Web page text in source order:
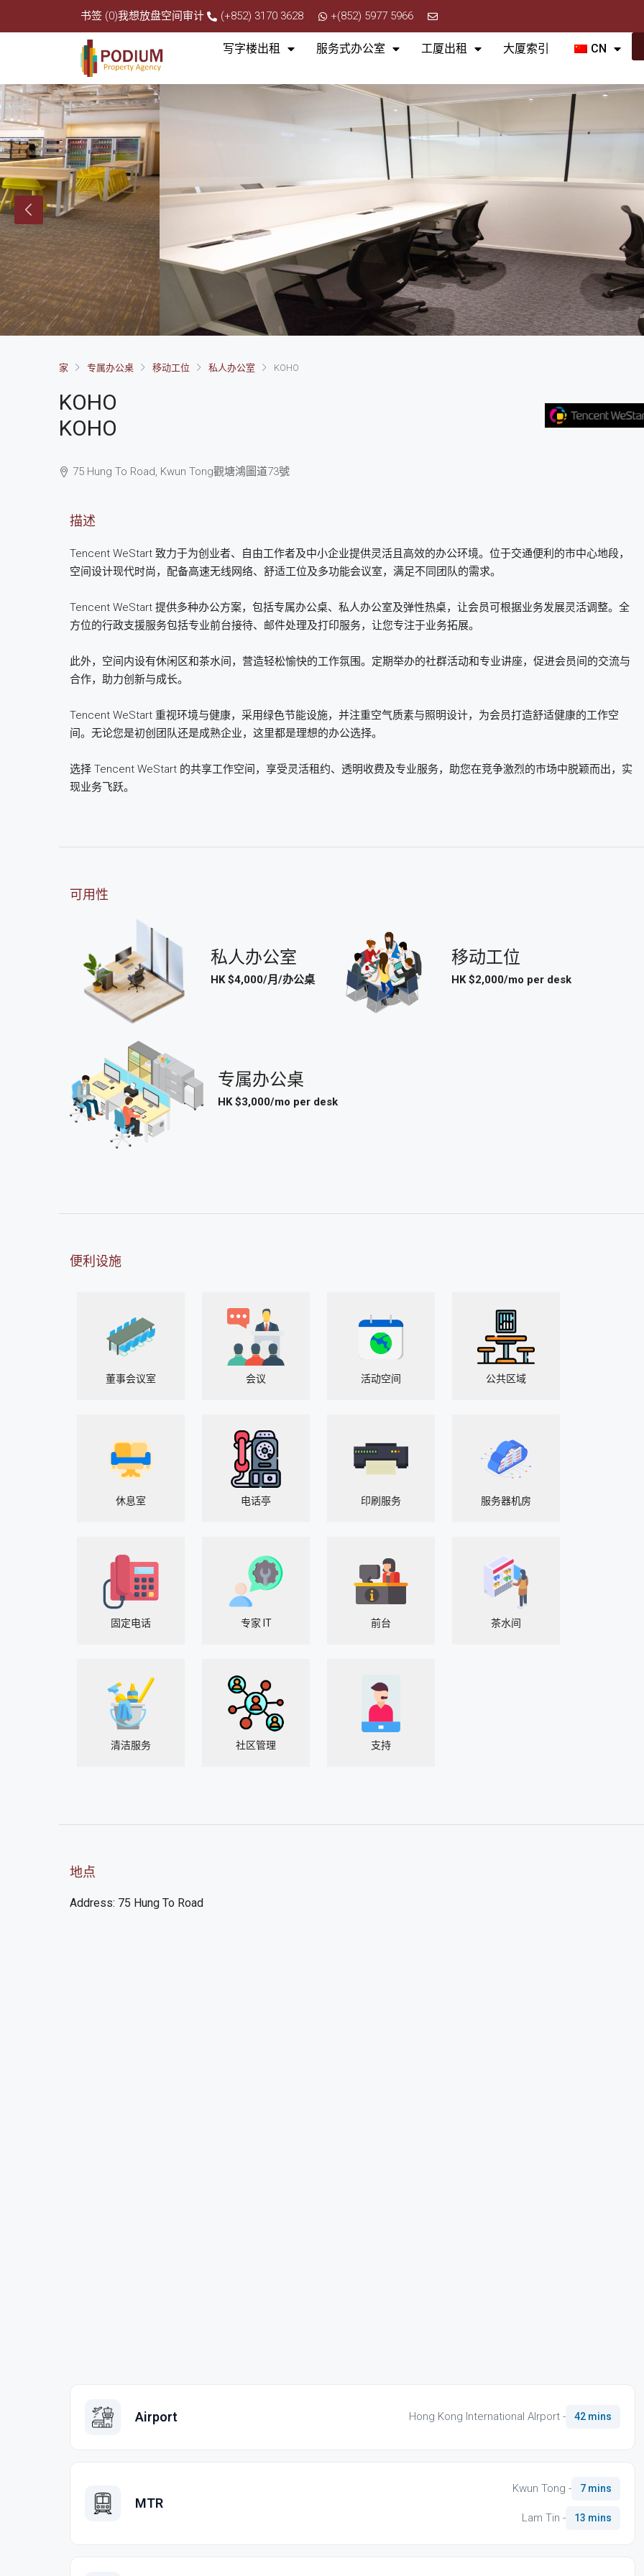
书签 (0)我想放盘空间审计 (+852) 3170 3628 +(852) 5977 5966
写字楼出租 服务式办公室 工厦出租 大厦索引 CN
家 专属办公桌 移动工位 私人办公室 KOHO
KOHO
KOHO
75 Hung To Road, Kwun Tong觀塘鴻圖道73號
描述
Tencent WeStart 致力于为创业者、自由工作者及中小企业提供灵活且高效的办公环境。位于交通便利的市中心地段，
空间设计现代时尚，配备高速无线网络、舒适工位及多功能会议室，满足不同团队的需求。
Tencent WeStart 提供多种办公方案，包括专属办公桌、私人办公室及弹性热桌，让会员可根据业务发展灵活调整。全
方位的行政支援服务包括专业前台接待、邮件处理及打印服务，让您专注于业务拓展。
此外，空间内设有休闲区和茶水间，营造轻松愉快的工作氛围。定期举办的社群活动和专业讲座，促进会员间的交流与
合作，助力创新与成长。
Tencent WeStart 重视环境与健康，采用绿色节能设施，并注重空气质素与照明设计，为会员打造舒适健康的工作空
间。无论您是初创团队还是成熟企业，这里都是理想的办公选择。
选择 Tencent WeStart 的共享工作空间，享受灵活租约、透明收费及专业服务，助您在竞争激烈的市场中脱颖而出，实
现业务飞跃。
可用性
私人办公室
HK $4,000/月/办公桌
移动工位
HK $2,000/mo per desk
专属办公桌
HK $3,000/mo per desk
便利设施
董事会议室 会议 活动空间 公共区域
休息室 电话亭 印刷服务 服务器机房
固定电话 专家 IT 前台 茶水间
清洁服务 社区管理 支持
地点
Address: 75 Hung To Road
Airport Hong Kong International AIrport - 42 mins
MTR
Kwun Tong - 7 mins
Lam Tin - 13 mins